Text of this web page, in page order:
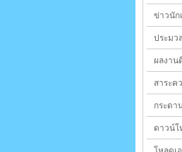
ข่าวนัก
ประมว
ผลงาน
สาระค
กระดา
ดาวน์โ